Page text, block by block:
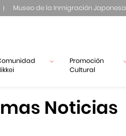
Museo de la Inmigración Japonesa
Promoción
Cultural
Noticias